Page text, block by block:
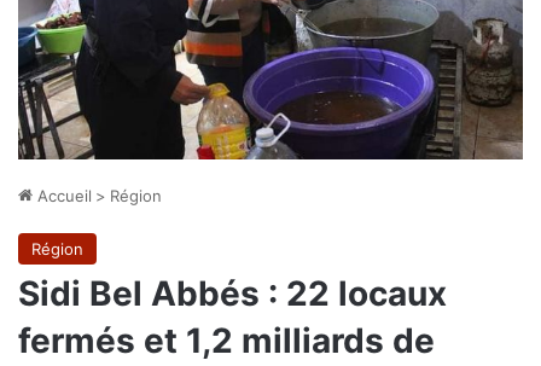
Accueil > Région
Région
Sidi Bel Abbés : 22 locaux
fermés et 1,2 milliards de